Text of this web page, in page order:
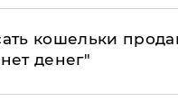
кошельки
денег"